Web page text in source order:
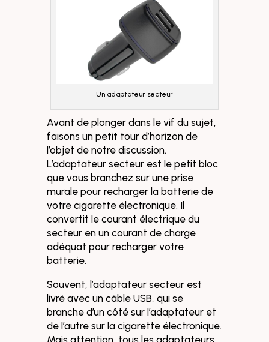
Un adaptateur secteur
Avant de plonger dans le vif du sujet,
faisons un petit tour d’horizon de
l’objet de notre discussion.
L’adaptateur secteur est le petit bloc
que vous branchez sur une prise
murale pour recharger la batterie de
votre cigarette électronique. Il
convertit le courant électrique du
secteur en un courant de charge
adéquat pour recharger votre
batterie.
Souvent, l’adaptateur secteur est
livré avec un câble USB, qui se
branche d’un côté sur l’adaptateur et
de l’autre sur la cigarette électronique.